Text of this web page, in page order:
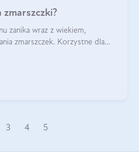
zmarszczki?
zanika wraz z wiekiem,
zmarszczek. Korzystne dla
3 4 5